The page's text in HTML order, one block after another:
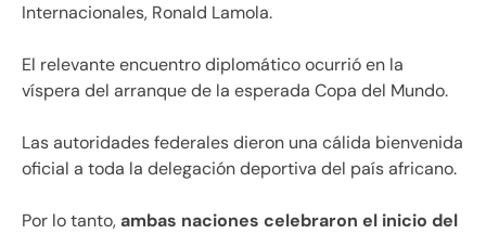
Internacionales, Ronald Lamola.
El relevante encuentro diplomático ocurrió en la
víspera del arranque de la esperada Copa del Mundo.
Las autoridades federales dieron una cálida bienvenida
oficial a toda la delegación deportiva del país africano.
Por lo tanto,ambas naciones celebraron el inicio del